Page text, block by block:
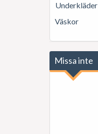
Underkläder
Väskor
Missa inte